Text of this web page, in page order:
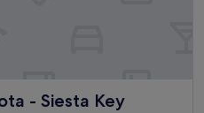
- Siesta Key
Key